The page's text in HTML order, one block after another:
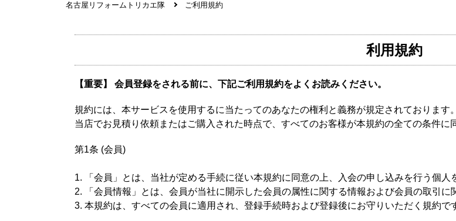
名古屋リフォームトリカエ隊 ご利用規約
利用規約
【重要】 会員登録をされる前に、下記ご利用規約をよくお読みください。
規約には、本サービスを使用するに当たってのあなたの権利と義務が規定されております。
当店でお見積り依頼またはご購入された時点で、すべてのお客様が本規約の全ての条件に
第1条 (会員)
1. 「会員」とは、当社が定める手続に従い本規約に同意の上、入会の申し込みを行う個人
2. 「会員情報」とは、会員が当社に開示した会員の属性に関する情報および会員の取引に
3. 本規約は、すべての会員に適用され、登録手続時および登録後にお守りいただく規約で